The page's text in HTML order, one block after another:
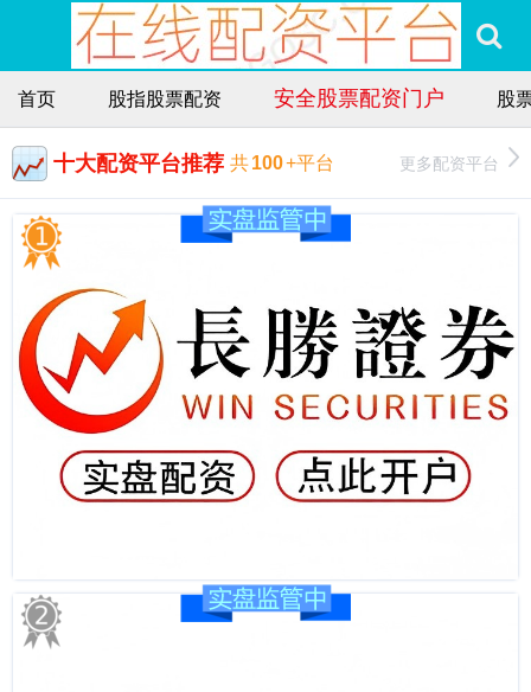
首页 股指股票配资 安全股票配资门户 股
十大配资平台推荐 共100+平台 更多配资平台